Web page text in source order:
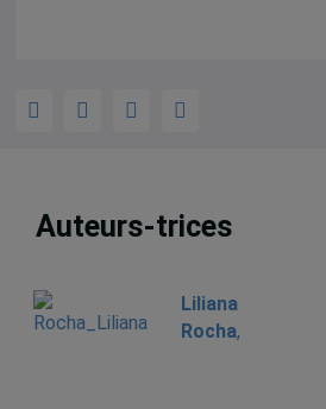
Auteurs-trices
Liliana
Rocha,